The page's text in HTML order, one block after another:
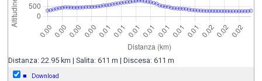
Distanza: 22.95 km | Salita: 611 m | Discesa: 611 m
■ Download